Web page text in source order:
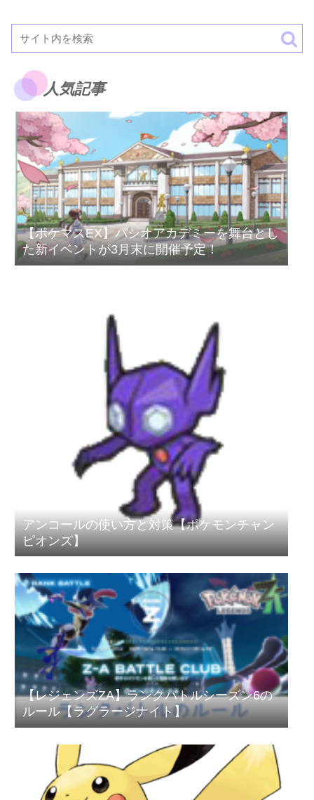
人気記事
【ポケマスEX】パシオアカデミーを舞台とし
た新イベントが3月末に開催予定！
アンコールの使い方と対策【ポケモンチャン
ピオンズ】
【レジェンズZA】ランクバトルシーズン6の
ルール【ラグラージナイト】